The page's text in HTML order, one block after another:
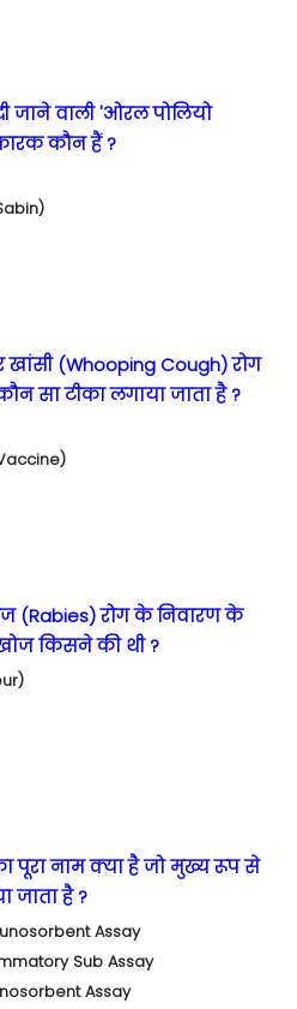
जाने वाली 'ओरल पोलियो
कौन हैं ?
(Whooping Cough) रोग
सा टीका लगाया जाता है ?
(Rabies) रोग के निवारण के
किसने की थी ?
पूरा नाम क्या है जो मुख्य रूप से
जाता है ?
Assay
Sub Assay
Assay